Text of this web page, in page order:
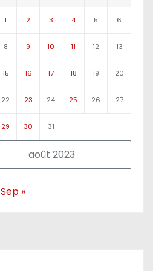
août 2023
1 2 3 4 5 6
8 9 10 11 12 13
15 16 17 18 19 20
22 23 24 25 26 27
29 30 31
Sep »